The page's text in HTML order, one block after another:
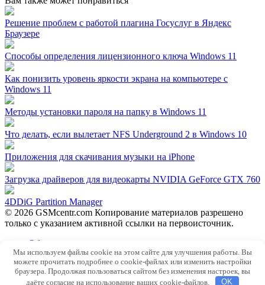
Решение проблем с работой плагина Госуслуг в Яндекс
Браузере
Способы определения лицензионного ключа Windows 11
Как понизить уровень яркости экрана на компьютере с
Windows 11
Методы установки пароля на папку в Windows 11
Что делать, если вылетает NFS Underground 2 в Windows 10
Приложения для скачивания музыки на iPhone
Загрузка драйверов для видеокарты NVIDIA GeForce GTX 760
4DDiG Partition Manager
© 2026 GSMcentr.com Копирование материалов разрешено
только с указанием активной ссылки на первоисточник.
Обратная связь
Политика конфиденциальности
Пользовательское соглашение
Мы используем файлы cookie на этом сайте для улучшения работы. Вы
можете прочитать подробнее о cookie-файлах или изменить настройки
браузера. Продолжая пользоваться сайтом без изменения настроек, вы
даёте согласие на использование ваших cookie-файлов.
OK